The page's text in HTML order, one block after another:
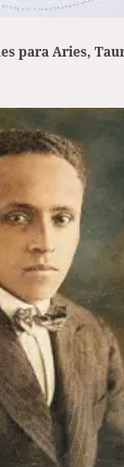
para Aries,